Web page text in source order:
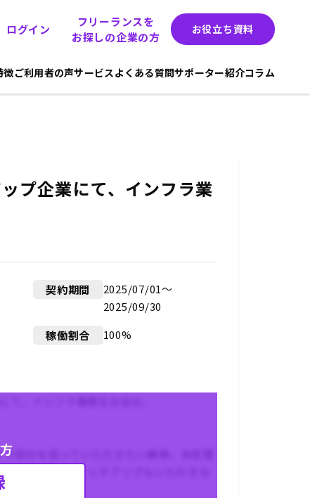
ログイン
フリーランスを
お探しの企業の方
お役立ち資料
徴ご利用者の声サービスよくある質問サポーター紹介コラム
プ企業にて、インフラ業
契約期間
2025/07/01〜
2025/09/30
稼働割合 100%
部分を担っていただきたい模様。水処理
業界知識のキャッチアップもいただきな